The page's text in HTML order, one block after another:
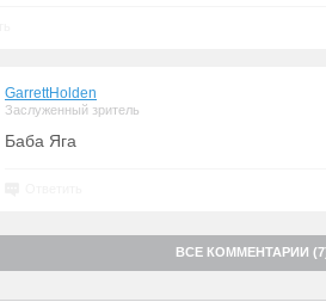
GarrettHolden
Заслуженный зритель
Баба Яга
ВСЕ КОММЕНТАРИИ